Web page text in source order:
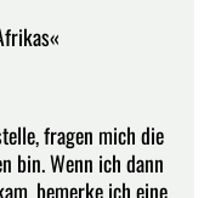
fragen mich die
bin. Wenn ich dann
bemerke ich eine